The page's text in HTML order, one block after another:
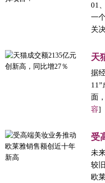
01
一
关
天
据
面
容]
受
未
较
欧